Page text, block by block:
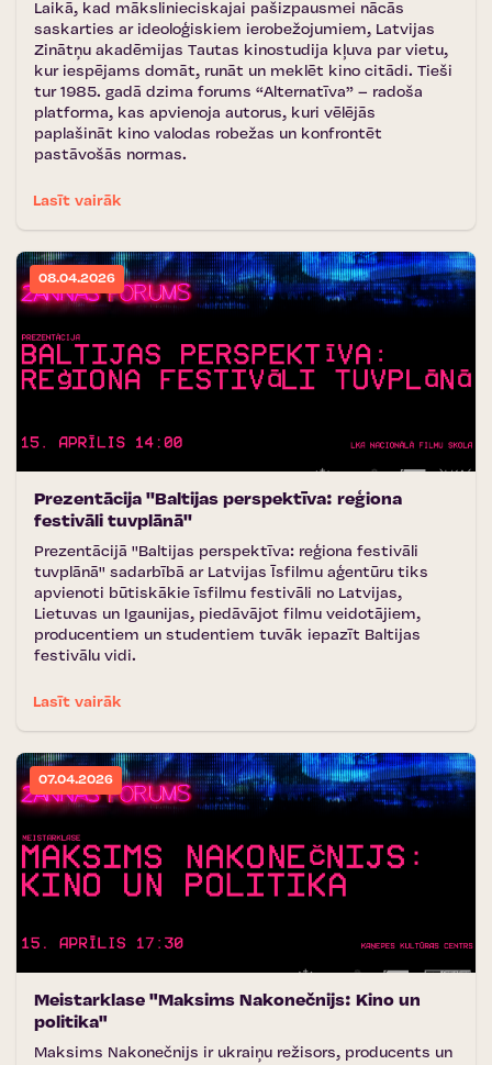
Laikā, kad mākslinieciskajai pašizpausmei nācās
saskarties ar ideoloģiskiem ierobežojumiem, Latvijas
Zinātņu akadēmijas Tautas kinostudija kļuva par vietu,
kur iespējams domāt, runāt un meklēt kino citādi. Tieši
tur 1985. gadā dzima forums “Alternatīva” – radoša
platforma, kas apvienoja autorus, kuri vēlējās
paplašināt kino valodas robežas un konfrontēt
pastāvošās normas.
Lasīt vairāk
08.04.2026
Prezentācija ''Baltijas perspektīva: reģiona
festivāli tuvplānā''
Prezentācijā ''Baltijas perspektīva: reģiona festivāli
tuvplānā'' sadarbībā ar Latvijas Īsfilmu aģentūru tiks
apvienoti būtiskākie īsfilmu festivāli no Latvijas,
Lietuvas un Igaunijas, piedāvājot filmu veidotājiem,
producentiem un studentiem tuvāk iepazīt Baltijas
festivālu vidi.
Lasīt vairāk
07.04.2026
Meistarklase "Maksims Nakonečnijs: Kino un
politika"
Maksims Nakonečnijs ir ukraiņu režisors, producents un